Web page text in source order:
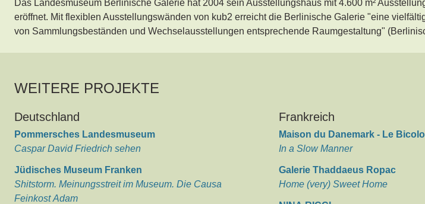
Das Landesmuseum Berlinische Galerie hat 2004 sein Ausstellungshaus mit 4.600 m²
eröffnet. Mit flexiblen Ausstellungswänden von kub2 erreicht die Berlinische Galerie "eine
von Sammlungsbeständen und Wechselausstellungen entsprechende Raumgestaltung"
WEITERE PROJEKTE
Deutschland
Pommersches Landesmuseum
Caspar David Friedrich sehen
Jüdisches Museum Franken
Shitstorm. Meinungsstreit im Museum. Die Causa
Feinkost Adam
Frankreich
Maison du Danemark - Le
In a Slow Manner
Galerie Thaddaeus Ropac
Home (very) Sweet Home